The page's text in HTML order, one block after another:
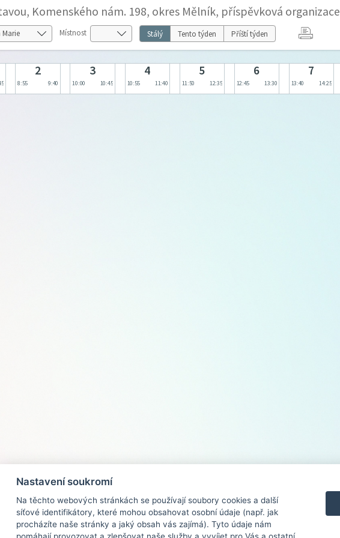
Komenského nám. 198, okres Mělník, příspěvková organizace
Místnost Stálý Tento týden Příští týden
2
8:55 9:40
3
10:00 10:45
4
10:55 11:40
5
11:50 12:35
6
12:45 13:30
7
13:40 14:25
Nastavení soukromí
Na těchto webových stránkách se používají soubory cookies a další
síťové identifikátory, které mohou obsahovat osobní údaje (např. jak
procházíte naše stránky a jaký obsah vás zajímá). Tyto údaje nám